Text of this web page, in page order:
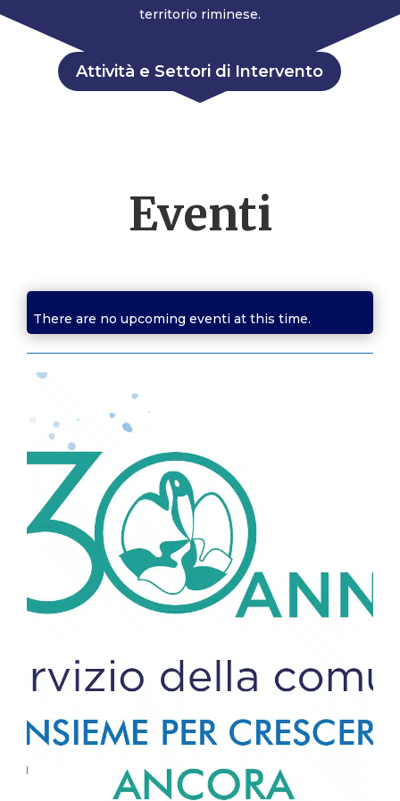
territorio riminese.
Attività e Settori di Intervento
Eventi
There are no upcoming eventi at this time.